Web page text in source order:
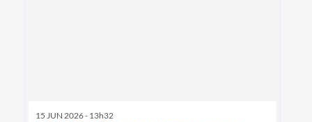
15 JUN 2026 - 13h32